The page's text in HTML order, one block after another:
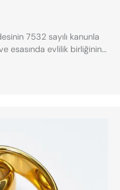
7532 sayılı kanunla
esasında evlilik birliğinin…